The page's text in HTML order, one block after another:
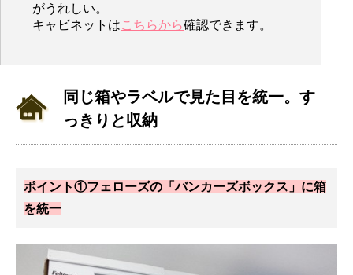
がうれしい。
キャビネットはこちらから確認できます。
同じ箱やラベルで見た目を統一。す
っきりと収納
ポイント①フェローズの「バンカーズボックス」に箱
を統一